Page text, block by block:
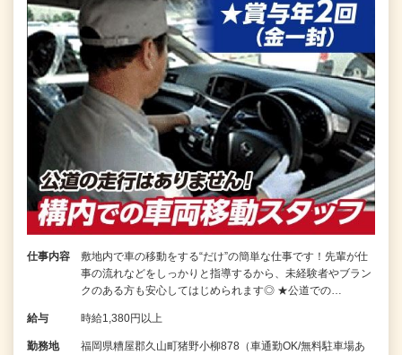
仕事内容
敷地内で車の移動をする“だけ”の簡単な仕事です！先輩が仕
事の流れなどをしっかりと指導するから、未経験者やブラン
クのある方も安心してはじめられます◎ ★公道での…
給与 時給1,380円以上
勤務地
福岡県糟屋郡久山町猪野小柳878（車通勤OK/無料駐車場あ